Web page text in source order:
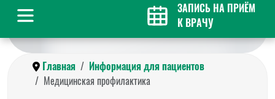
ЗАПИСЬ НА ПРИЁМ
К ВРАЧУ
Главная
Информация для пациентов
Медицинская профилактика